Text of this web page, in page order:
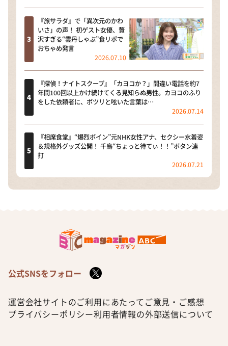
『旅サラダ』で「異次元のかわ
いさ」の声！ 初ゲスト女優、贅
沢すぎる“雲丹しゃぶ”食リポで
おちゃめ発言
2026.07.10
『探偵！ナイトスクープ』「カヨコか？」間違い電話を約7
年間100回以上かけ続けてくる見知らぬ男性。カヨコのふり
をした依頼者に、ポツリと呟いた言葉は…
2026.07.14
『相席食堂』“爆烈ボイン”元NHK女性アナ、セクシー水着姿
＆規格外グッズ公開！ 千鳥“ちょっと待てぃ！！”ボタン連
打
2026.07.21
公式SNSをフォロー
運営会社サイトのご利用にあたって ご意見・ご感想
プライバシーポリシー利用者情報の外部送信について